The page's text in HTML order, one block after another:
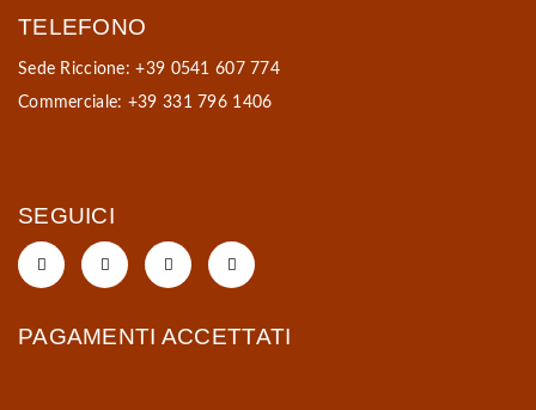
TELEFONO
Sede Riccione: +39 0541 607 774
Commerciale: +39 331 796 1406
SEGUICI
PAGAMENTI ACCETTATI